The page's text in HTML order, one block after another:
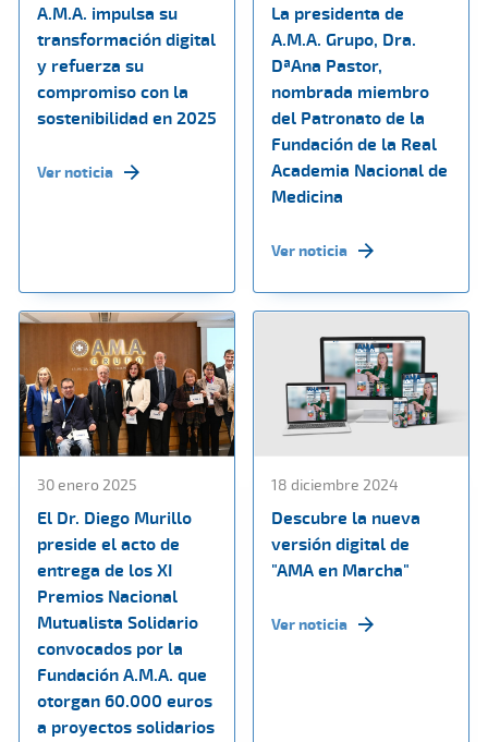
A.M.A. impulsa su
transformación digital
y refuerza su
compromiso con la
sostenibilidad en 2025
Ver noticia
La presidenta de
A.M.A. Grupo, Dra.
DªAna Pastor,
nombrada miembro
del Patronato de la
Fundación de la Real
Academia Nacional de
Medicina
Ver noticia
30 enero 2025
El Dr. Diego Murillo
preside el acto de
entrega de los XI
Premios Nacional
Mutualista Solidario
convocados por la
Fundación A.M.A. que
otorgan 60.000 euros
a proyectos solidarios
18 diciembre 2024
Descubre la nueva
versión digital de
"AMA en Marcha"
Ver noticia